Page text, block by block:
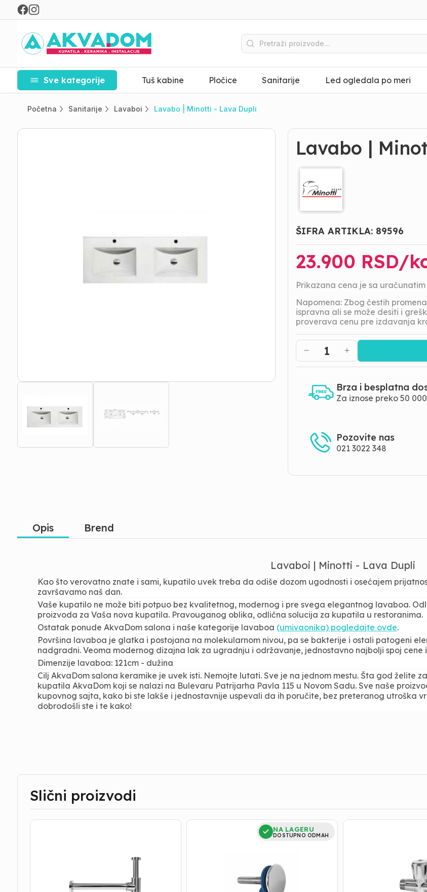
Sve kategorije Tuš kabine Pločice Sanitarije Led ogledala po meri
Početna Sanitarije Lavaboi Lavabo | Minotti - Lava Dupli
Lavabo |
ŠIFRA ARTIKLA: 89596
23.900 RSD/
Prikazana cena je sa uračunatim
Napomena: Zbog čestih
ispravna ali se može desiti i
proverava cenu pre izdavanja
1
Brza i besplatna
Za iznose preko 50
Pozovite nas
021 3022 348
Opis Brend
Lavaboi | Minotti - Lava Dupli
Kao što verovatno znate i sami, kupatilo uvek treba da odiše dozom ugodnosti i osećajem
završavamo naš dan.
Vaše kupatilo ne može biti potpuo bez kvalitetnog, modernog i pre svega elegantnog lavaboa.
proizvoda za Vaša nova kupatila. Pravouganog oblika, odlična solucija za kupatila u restoranima.
Ostatak ponude AkvaDom salona i naše kategorije lavaboa (umivaonika) pogledajte ovde.
Površina lavaboa je glatka i postojana na molekularnom nivou, pa se bakterije i ostali patogeni
nadgradni. Veoma modernog dizajna lak za ugradnju i održavanje, jednostavno najbolji spoj cene
Dimenzije lavaboa: 121cm - dužina
Cilj AkvaDom salona keramike je uvek isti. Nemojte lutati. Sve je na jednom mestu. Šta god želite
kupatila AkvaDom koji se nalazi na Bulevaru Patrijarha Pavla 115 u Novom Sadu. Sve naše
kupovnog sajta, kako bi ste lakše i jednostavnije uspevali da ih poručite, bez preteranog utroška
dobrodošli ste i te kako!
Slični proizvodi
SIFON
CEP
NA LAGERU
DOSTUPNO ODMAH
PRIKLJUCAK